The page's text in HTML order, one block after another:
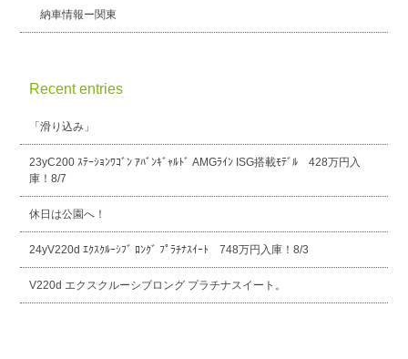
納車情報ー関東
Recent entries
「滑り込み」
23yC200 ｽﾃｰｼｮﾝﾜｺﾞﾝ ｱﾊﾞﾝｷﾞｬﾙﾄﾞ AMGﾗｲﾝ ISG搭載ﾓﾃﾞﾙ 428万円入
庫！8/7
休日は公園へ！
24yV220d ｴｸｽｸﾙｰｼﾌﾞ ﾛﾝｸﾞ ﾌﾟﾗﾁﾅｽｲｰﾄ 748万円入庫！8/3
V220d エクスクルーシブロング プラチナスイート。